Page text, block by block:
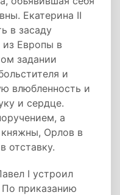
Екатерина II
в засаду
из Европы в
задании
и
влюбленность и
и сердце.
а
Орлов в
отставку.
I устроил
По приказанию